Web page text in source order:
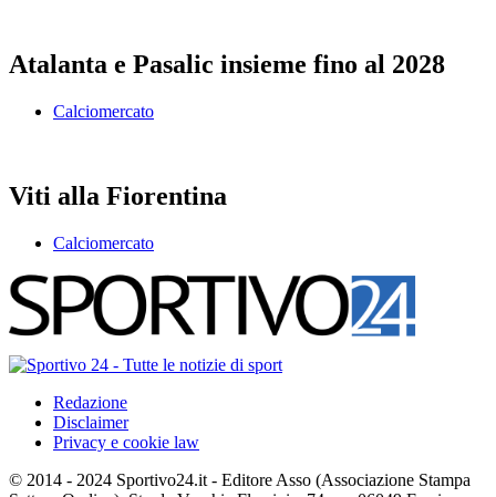
Atalanta e Pasalic insieme fino al 2028
Calciomercato
Viti alla Fiorentina
Calciomercato
Redazione
Disclaimer
Privacy e cookie law
© 2014 - 2024 Sportivo24.it - Editore Asso (Associazione Stampa